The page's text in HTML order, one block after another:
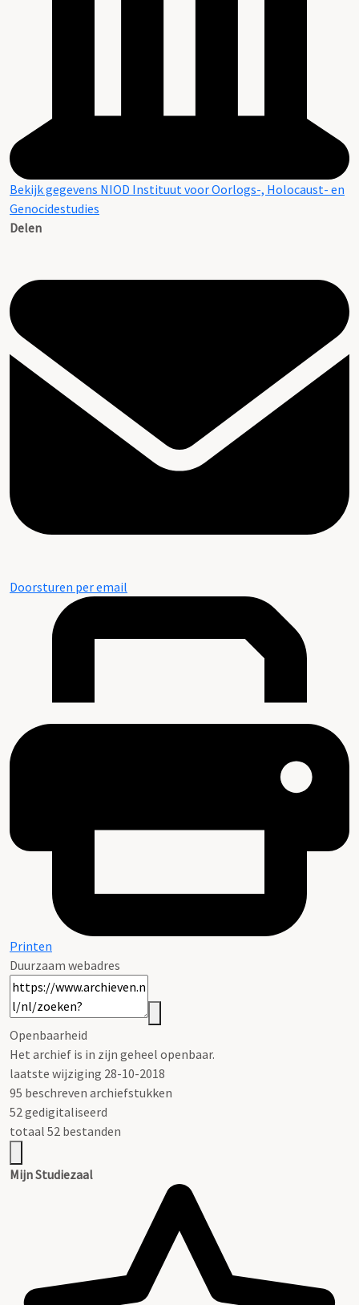
Bekijk gegevens NIOD Instituut voor Oorlogs-, Holocaust- en
Genocidestudies
Delen
Doorsturen per email
Printen
Duurzaam webadres
Openbaarheid
Het archief is in zijn geheel openbaar.
laatste wijziging 28-10-2018
95 beschreven archiefstukken
52 gedigitaliseerd
totaal 52 bestanden
Mijn Studiezaal